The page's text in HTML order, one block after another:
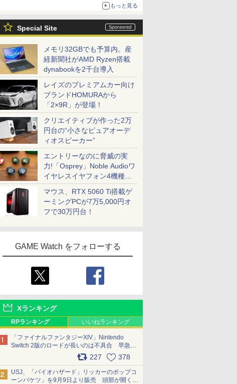
「特製ガーリックマヨソース」を使用した超大
もっと見る
Special Site
メモリ32GBでも予算内。産
経新聞社がAMD Ryzen搭載
dynabookを2千台導入
レイズのプレミアムカー向け
ブランドHOMURAから
「2×9R」が登場！
クリエイティブが作った2万
円台の“小さなピュアオーデ
ィオスピーカー”
エントリーなのに脅威の実
力!「Osprey」Noble Audioワ
イヤレスイヤフォン4機種を
一気に聴く
マウス、RTX 5060 Ti搭載ゲ
ーミングPCが7万5,000円オ
フで30万円台！
GAME Watch をフォローする
Xランキング
RPランキング いいねランキング
「ファイナルファンタジーXIV」Nintendo
Switch 2版のロードが長いのは不具合 早急に
アップデートできるよう対応中227 378
USJ、「バイオハザード」リッカーのポップコ
ーンバケツ」を9月9日より販売 頭部が開く仕